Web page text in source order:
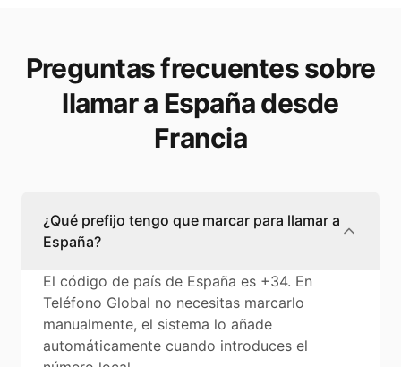
Preguntas frecuentes sobre
llamar a España desde
Francia
¿Qué prefijo tengo que marcar para llamar a
España?
El código de país de España es +34. En
Teléfono Global no necesitas marcarlo
manualmente, el sistema lo añade
automáticamente cuando introduces el